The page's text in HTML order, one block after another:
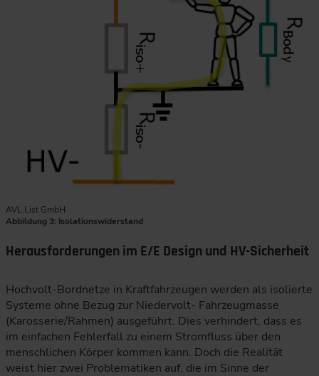
AVL.List GmbH
Abbildung 3: Isolationswiderstand
Herausforderungen im E/E Design und HV-Sicherheit
Hochvolt-Bordnetze in Kraftfahrzeugen werden als isolierte
Systeme ohne Bezug zur Niedervolt- Fahrzeugmasse
(Karosserie/Rahmen) ausgeführt. Dies verhindert, dass es
im einfachen Fehlerfall zu einem Stromfluss über den
menschlichen Körper kommen kann. Doch die Realität
weist hier zwei Problematiken auf, die im Sinne der